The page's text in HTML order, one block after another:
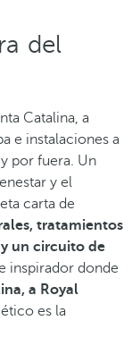
del
Catalina, a
e instalaciones a
por fuera. Un
y el
carta de
tratamientos
un circuito de
inspirador donde
a Royal
es la